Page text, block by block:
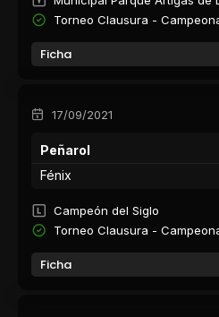
Torneo Clausura -
Ficha
17/09/2021
Peñarol
Fénix
Campeón del Siglo
Torneo Clausura -
Ficha